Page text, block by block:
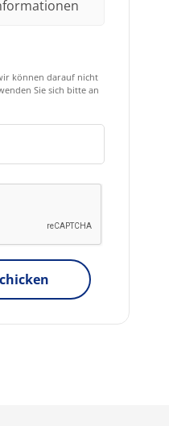
können darauf nicht
Sie sich bitte an